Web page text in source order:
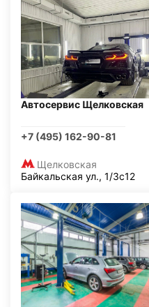
Автосервис Щелковская
+7 (495) 162-90-81
Щелковская
Байкальская ул., 1/3с12